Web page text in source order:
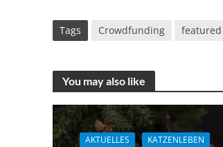
Tags Crowdfunding featured
You may also like
AKTUELLES KATZENLEBEN